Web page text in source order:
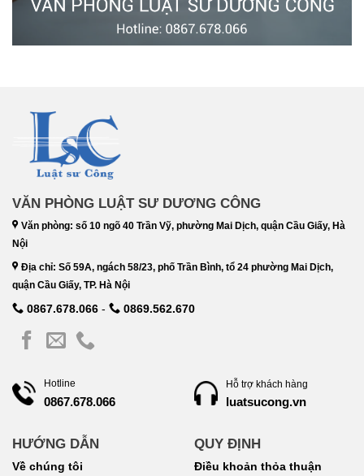
VĂN PHÒNG LUẬT SƯ DƯƠNG CÔNG
Văn phòng: số 10 ngõ 40 Trần Vỹ, phường Mai Dịch, quận Cầu Giấy, Hà
Nội
Địa chỉ: Số 59A, ngách 58/23, phố Trần Bình, tổ 24 phường Mai Dịch,
quận Cầu Giấy, TP. Hà Nội
0867.678.066 - 0869.562.670
Hotline
0867.678.066
HƯỚNG DẪN
Về chúng tôi
Hỗ trợ khách hàng
luatsucong.vn
QUY ĐỊNH
Điều khoản thỏa thuận